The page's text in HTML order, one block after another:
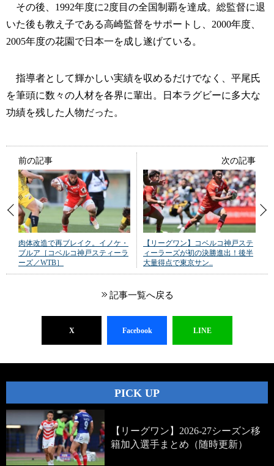
その後、1992年度に2度目の全国制覇を達成。総監督に退
いた後も教え子である高崎監督をサポートし、2000年度、
2005年度の花園で日本一を成し遂げている。
指導者として輝かしい実績を収めるだけでなく、平尾氏
を筆頭に数々の人材を各界に輩出。日本ラグビーに多大な
功績を残した人物だった。
前の記事
肉体改造で再ブレイク。イノケ・
ブルア［コベルコ神戸スティーラ
ーズ／WTB］
次の記事
【リーグワン】コベルコ神戸ステ
ィーラーズが初の決勝進出！後半
大量得点で東京サン..
記事一覧へ戻る
X Facebook LINE
PICK UP
【リーグワン】2026-27シーズン移
籍加入選手まとめ（随時更新）